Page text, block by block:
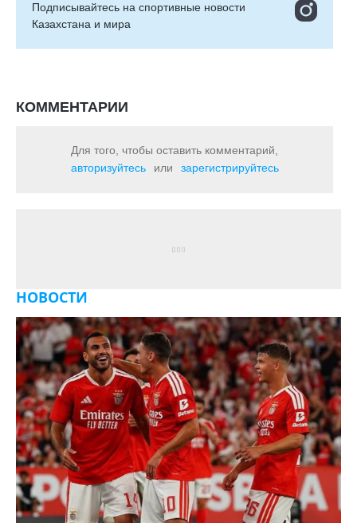
Подписывайтесь на cпортивные новости
Казахстана и мира
КОММЕНТАРИИ
Для того, чтобы оставить комментарий,
авторизуйтесь
или зарегистрируйтесь
НОВОСТИ